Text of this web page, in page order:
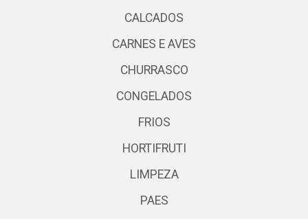
CALCADOS
CARNES E AVES
CHURRASCO
CONGELADOS
FRIOS
HORTIFRUTI
LIMPEZA
PAES